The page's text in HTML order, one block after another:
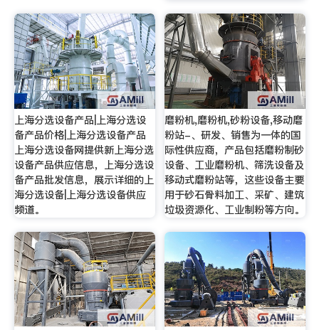
上海分选设备产品|上海分选设
备产品价格|上海分选设备产品
上海分选设备网提供新上海分选
设备产品供应信息，上海分选设
备产品批发信息，展示详细的上
海分选设备|上海分选设备供应
频道。
磨粉机,磨粉机,砂粉设备,移动磨
粉站-、研发、销售为一体的国
际性供应商，产品包括磨粉制砂
设备、工业磨粉机、筛洗设备及
移动式磨粉站等，这些设备主要
用于砂石骨料加工、采矿、建筑
垃圾资源化、工业制粉等方向。